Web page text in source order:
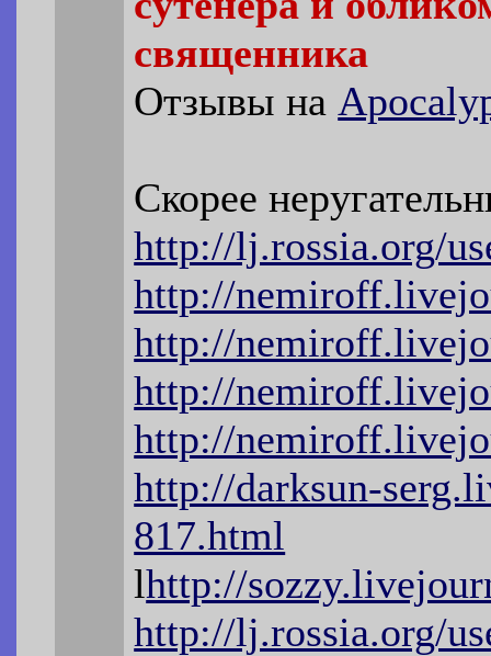
священника
Отзывы на
Скорее
http://lj.rossia.org/
http://
http://
http://
http://
http://darksun-
817.html
lhttp://
http://lj.rossia.org/